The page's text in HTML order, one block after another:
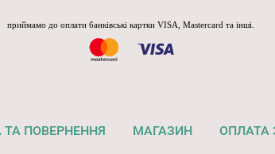
приймамо до оплати банківські картки VISA, Mastercard та інші.
ПОВЕРНЕННЯ МАГАЗИН ОПЛАТА